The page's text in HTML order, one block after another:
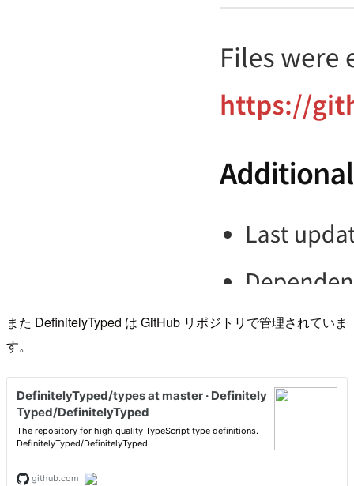
また DefinitelyTyped は GitHub リポジトリで管理されていま
す。